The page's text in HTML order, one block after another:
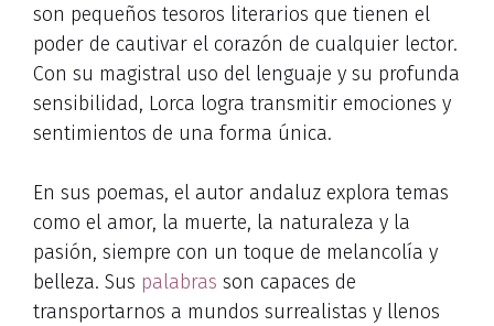
son pequeños tesoros literarios que tienen el
poder de cautivar el corazón de cualquier lector.
Con su magistral uso del lenguaje y su profunda
sensibilidad, Lorca logra transmitir emociones y
sentimientos de una forma única.
En sus poemas, el autor andaluz explora temas
como el amor, la muerte, la naturaleza y la
pasión, siempre con un toque de melancolía y
belleza. Sus palabras son capaces de
transportarnos a mundos surrealistas y llenos